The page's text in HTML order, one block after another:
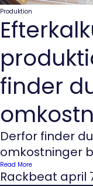
Produktion
finder
Derfor finder
omkostninger
Read More
Rackbeat april